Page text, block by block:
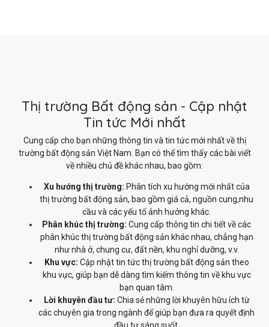
Thị trường Bất động sản - Cập nhật
Tin tức Mới nhất
Cung cấp cho bạn những thông tin và tin tức mới nhất về thị
trường bất động sản Việt Nam. Bạn có thể tìm thấy các bài viết
về nhiều chủ đề khác nhau, bao gồm:
Xu hướng thị trường: Phân tích xu hướng mới nhất của
thị trường bất động sản, bao gồm giá cả, nguồn cung,nhu
cầu và các yếu tố ảnh hưởng khác.
Phân khúc thị trường: Cung cấp thông tin chi tiết về các
phân khúc thị trường bất động sản khác nhau, chẳng hạn
như nhà ở, chung cư, đất nền, khu nghỉ dưỡng, v.v.
Khu vực: Cập nhật tin tức thị trường bất động sản theo
khu vực, giúp bạn dễ dàng tìm kiếm thông tin về khu vực
bạn quan tâm.
Lời khuyên đầu tư: Chia sẻ những lời khuyên hữu ích từ
các chuyên gia trong ngành để giúp bạn đưa ra quyết định